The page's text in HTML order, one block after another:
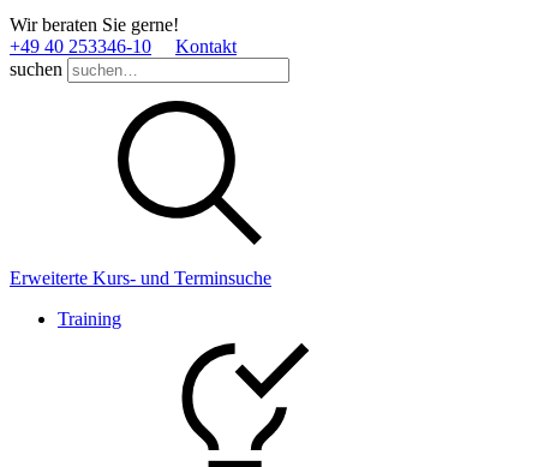
Wir beraten Sie gerne!
+49 40 253346­-10
Kontakt
suchen
Erweiterte Kurs- und Terminsuche
Training